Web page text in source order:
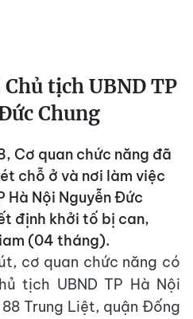
tịch UBND TP
Chung
Cơ quan chức năng đã
chỗ ở và nơi làm việc
Hà Nội Nguyễn Đức
định khởi tố bị can,
(04 tháng).
cơ quan chức năng có
tịch UBND TP Hà Nội
Trung Liệt, quận Đống